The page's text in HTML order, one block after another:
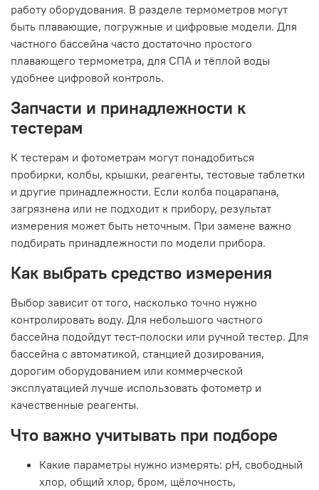
работу оборудования. В разделе термометров могут
быть плавающие, погружные и цифровые модели. Для
частного бассейна часто достаточно простого
плавающего термометра, для СПА и тёплой воды
удобнее цифровой контроль.
Запчасти и принадлежности к
тестерам
К тестерам и фотометрам могут понадобиться
пробирки, колбы, крышки, реагенты, тестовые таблетки
и другие принадлежности. Если колба поцарапана,
загрязнена или не подходит к прибору, результат
измерения может быть неточным. При замене важно
подбирать принадлежности по модели прибора.
Как выбрать средство измерения
Выбор зависит от того, насколько точно нужно
контролировать воду. Для небольшого частного
бассейна подойдут тест-полоски или ручной тестер. Для
бассейна с автоматикой, станцией дозирования,
дорогим оборудованием или коммерческой
эксплуатацией лучше использовать фотометр и
качественные реагенты.
Что важно учитывать при подборе
Какие параметры нужно измерять: pH, свободный
хлор, общий хлор, бром, щёлочность,